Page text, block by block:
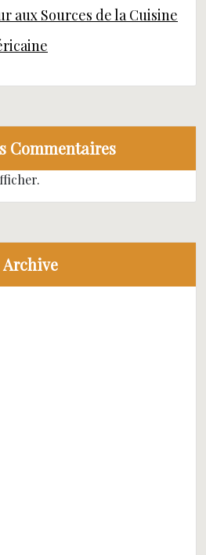
aux Sources de la Cuisine
Commentaires
Archive